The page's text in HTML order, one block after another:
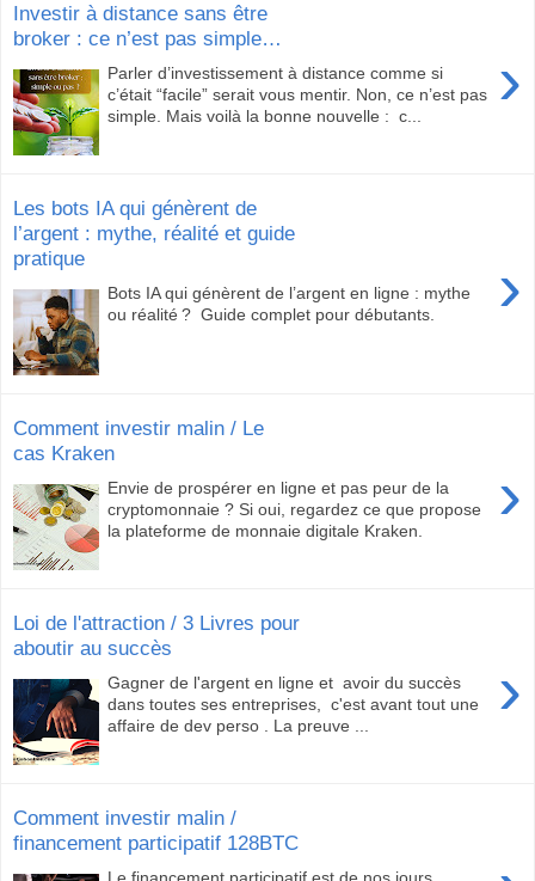
Investir à distance sans être
broker : ce n’est pas simple…
›
Parler d’investissement à distance comme si
c’était “facile” serait vous mentir. Non, ce n’est pas
simple. Mais voilà la bonne nouvelle : c...
Les bots IA qui génèrent de
l’argent : mythe, réalité et guide
pratique
›
Bots IA qui génèrent de l’argent en ligne : mythe
ou réalité ? Guide complet pour débutants.
Comment investir malin / Le
cas Kraken
›
Envie de prospérer en ligne et pas peur de la
cryptomonnaie ? Si oui, regardez ce que propose
la plateforme de monnaie digitale Kraken.
Loi de l'attraction / 3 Livres pour
aboutir au succès
›
Gagner de l'argent en ligne et avoir du succès
dans toutes ses entreprises, c'est avant tout une
affaire de dev perso . La preuve ...
Comment investir malin /
financement participatif 128BTC
Le financement participatif est de nos jours